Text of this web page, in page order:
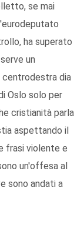
se mai
ha superato
un
centrodestra dia
Oslo solo per
cristianità parla
aspettando il
frasi violente e
un'offesa al
sono andati a